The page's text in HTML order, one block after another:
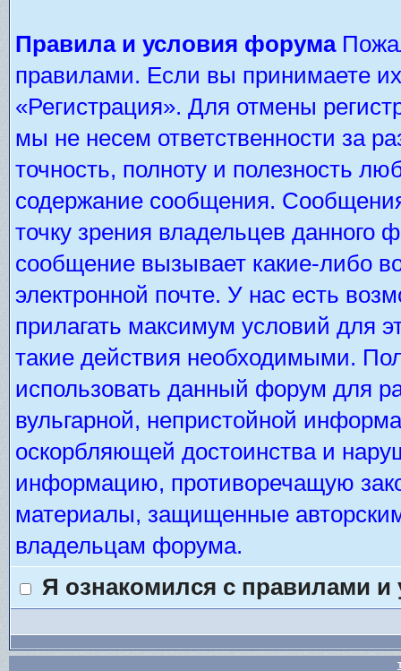
Правила и условия форума
правилами. Если вы принимаете
«Регистрация». Для отмены
мы не несем ответственности за
точность, полноту и полезность
содержание сообщения.
точку зрения владельцев
сообщение вызывает какие-либо
электронной почте. У нас есть
прилагать максимум условий для
такие действия необходимыми.
использовать данный форум для
вульгарной, непристойной
оскорбляющей достоинства и
информацию, противоречащую
материалы, защищенные
владельцам форума.
Я ознакомился с правилами